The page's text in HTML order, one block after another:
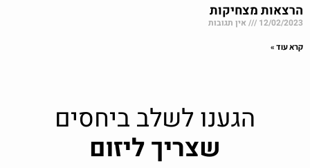
הרצאות מצחיקות
12/02/2023 אין תגובות
קרא עוד »
הגענו לשלב ביחסים
שצריך ליזום